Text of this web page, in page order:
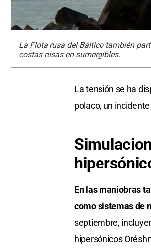
La Flota rusa del Báltico también
costas rusas en sumergibles.
La tensión se ha
polaco, un
En las maniobras
como sistemas de
septiembre,
hipersónicos